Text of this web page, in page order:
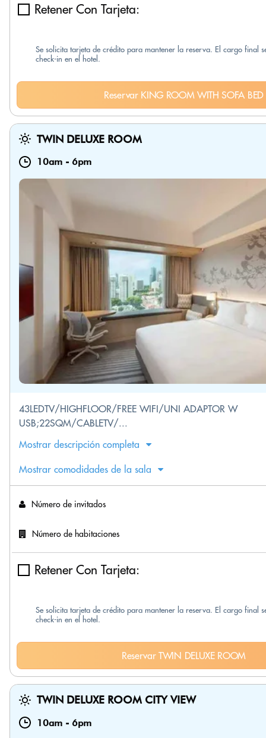
Retener Con Tarjeta:
Se solicita tarjeta de crédito para mantener la reserva. El cargo final
check-in en el hotel.
Reservar KING ROOM WITH SOFA BED
TWIN DELUXE ROOM
10am - 6pm
43LEDTV/HIGHFLOOR/FREE WIFI/UNI ADAPTOR W
USB;22SQM/CABLETV/...
Mostrar descripción completa
Mostrar comodidades de la sala
Número de invitados
Número de habitaciones
Retener Con Tarjeta:
Se solicita tarjeta de crédito para mantener la reserva. El cargo final
check-in en el hotel.
Reservar TWIN DELUXE ROOM
TWIN DELUXE ROOM CITY VIEW
10am - 6pm